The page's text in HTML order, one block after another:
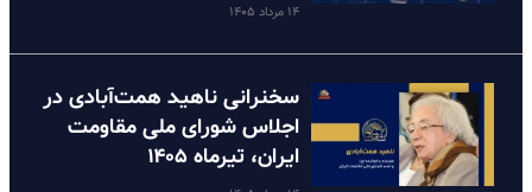
۱۴ مرداد ۱۴۰۵
سخنرانی ناهید همت‌آبادی در
اجلاس شورای ملی مقاومت
ایران، تیرماه ۱۴۰۵